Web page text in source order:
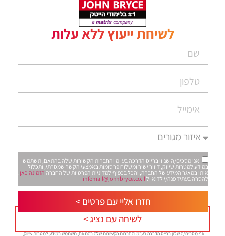
לשיחת ייעוץ ללא עלות
אני מסכים/ה שג'ון ברייס הדרכה בע"מ והחברות הקשורות שלה בהתאם, תשתמש
במידע למטרות שיווק, דיוור ישיר ומשלוח פרסומות באמצעי הקשר שמסרתי, ותכלול
אותו במאגר המידע של החברה, והכל בכפוף למדיניות הפרטיות של החברההזמינה כאן.
להסרה בעתיד פנה/י לדוא"ל infomail@johnbryce.co.il
חזרו אליי עם פרטים >
לשיחה עם נציג >
אני מסכים/ה שג'ון ברייס הדרכה בע"מ והחברות הקשורות שלה בהתאם, תשתמש במידע למטרות שיווק,